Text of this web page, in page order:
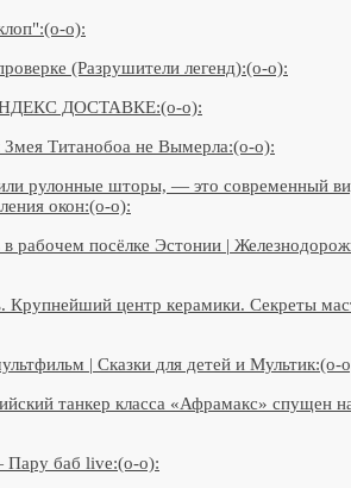
o):
(Разрушители легенд):(o-o):
ДОСТАВКЕ:(o-o):
Титанобоа не Вымерла:(o-o):
рулонные шторы, — это современный
окон:(o-o):
в рабочем посёлке Эстонии |
Крупнейший центр керамики. Секреты
| Сказки для детей и Мультик:(o-
танкер класса «Афрамакс» спущен
Пару баб live:(o-o):